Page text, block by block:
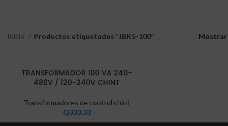
Inicio Productos etiquetados “JBK5-100” Mostrar
TRANSFORMADOR 100 VA 240-
480V / 120-240V CHINT
Transformadores de control chint
Q333.33